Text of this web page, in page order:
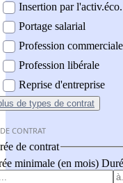
Insertion par l'activ.éco.
Portage salarial
Profession commerciale
Profession libérale
Reprise d'entreprise
de types de contrat
CONTRAT
de contrat
minimale (en mois)